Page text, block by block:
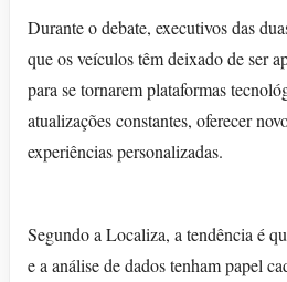
Durante o debate, executivos das
que os veículos têm deixado de ser
para se tornarem plataformas
atualizações constantes, oferecer
experiências personalizadas.
Segundo a Localiza, a tendência é
e a análise de dados tenham papel